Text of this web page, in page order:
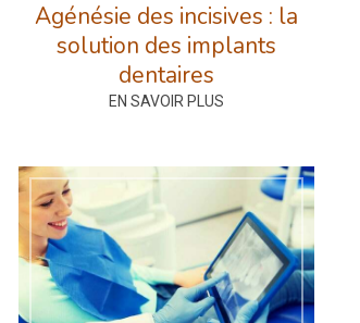
Agénésie des incisives : la
solution des implants
dentaires
EN SAVOIR PLUS